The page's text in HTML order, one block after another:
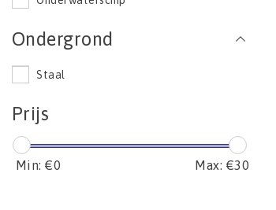
Ondergrond
Staal
Prijs
Min: €0 Max: €30